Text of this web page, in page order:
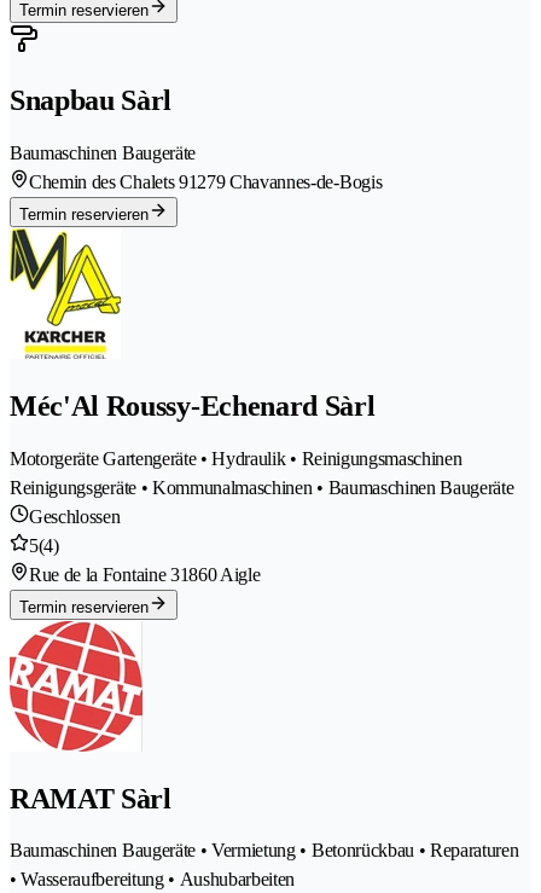
Termin reservieren
Snapbau Sàrl
Baumaschinen Baugeräte
Chemin des Chalets 91279 Chavannes-de-Bogis
Termin reservieren
Méc'Al Roussy-Echenard Sàrl
Motorgeräte Gartengeräte • Hydraulik • Reinigungsmaschinen
Reinigungsgeräte • Kommunalmaschinen • Baumaschinen Baugeräte
Geschlossen
5(4)
Rue de la Fontaine 31860 Aigle
Termin reservieren
RAMAT Sàrl
Baumaschinen Baugeräte • Vermietung • Betonrückbau • Reparaturen
• Wasseraufbereitung • Aushubarbeiten